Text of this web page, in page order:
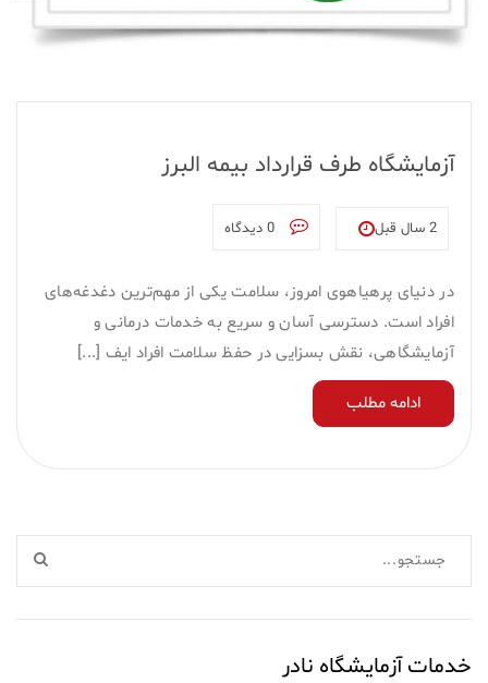
آزمایشگاه طرف قرارداد بیمه البرز
2 سال قبل
در دنیای پرهیاهوی امروز، سلامت یکی از مهم‌ترین دغدغه‌های
افراد است. دسترسی آسان و سریع به خدمات درمانی و
آزمایشگاهی، نقش بسزایی در حفظ سلامت افراد ایف [...]
ادامه مطلب
خدمات آزمایشگاه نادر